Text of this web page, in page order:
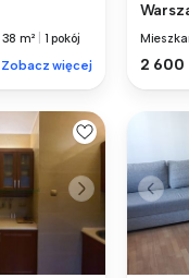
38 m² 1 pokój
Zobacz więcej 2 600